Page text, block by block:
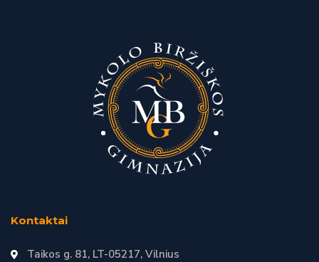
Kontaktai
Taikos g. 81, LT-05217, Vilnius